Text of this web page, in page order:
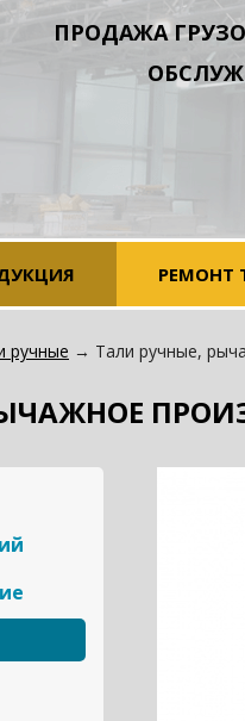
ПРОДАЖА
РЕМОНТ
ручные → Тали ручные,